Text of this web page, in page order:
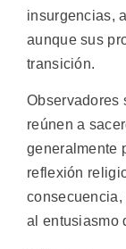
insurgencias,
aunque sus
transición.
Observadores
reúnen a
generalmente
reflexión
al entusiasmo